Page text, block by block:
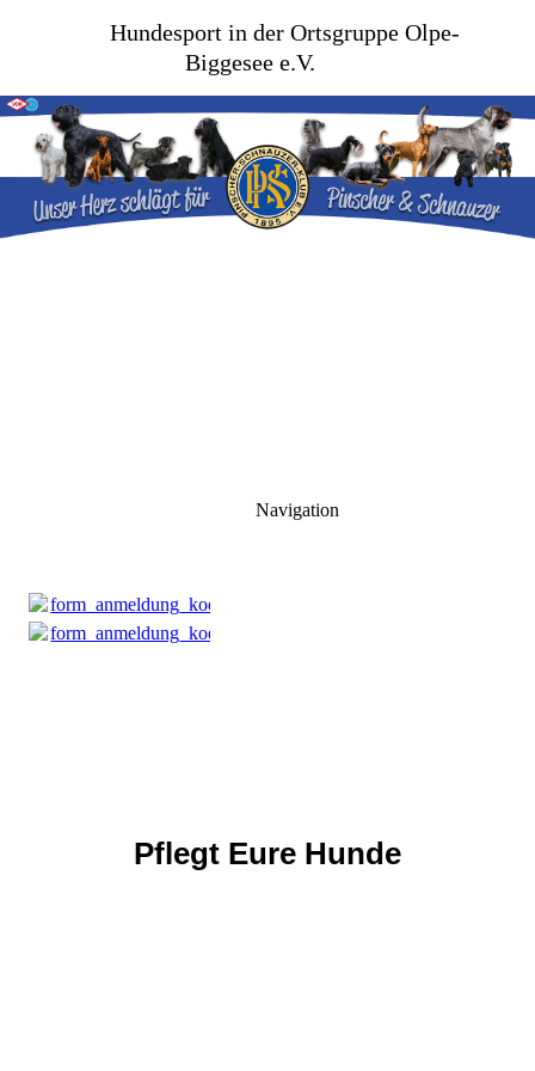
Hundesport in der Ortsgruppe Olpe-
Biggesee e.V.
Navigation
form_anmeldung_koerprfg.doc
form_anmeldung_koerprfg.doc
Pflegt Eure Hunde